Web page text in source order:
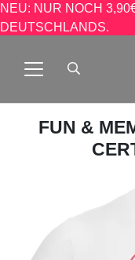
NEU: NUR NOCH
DEUTSCHLANDS.
FUN &